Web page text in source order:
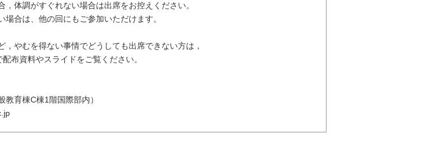
，体調がすぐれない場合は出席をお控えください。
場合は、他の回にもご参加いただけます。
，やむを得ない事情でどうしても出席できない方は，
布資料やスライドをご覧ください。
教育棟C棟1階国際部内）